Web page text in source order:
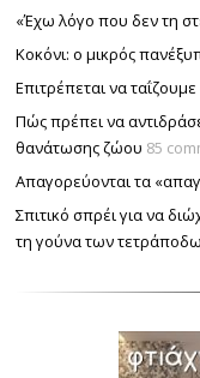
«Έχω λόγο που δεν τη
Κοκόνι: ο μικρός
Επιτρέπεται να
Πώς πρέπει να
θανάτωσης ζώου 85
Απαγορεύονται τα
Σπιτικό σπρέι για να
τη γούνα των